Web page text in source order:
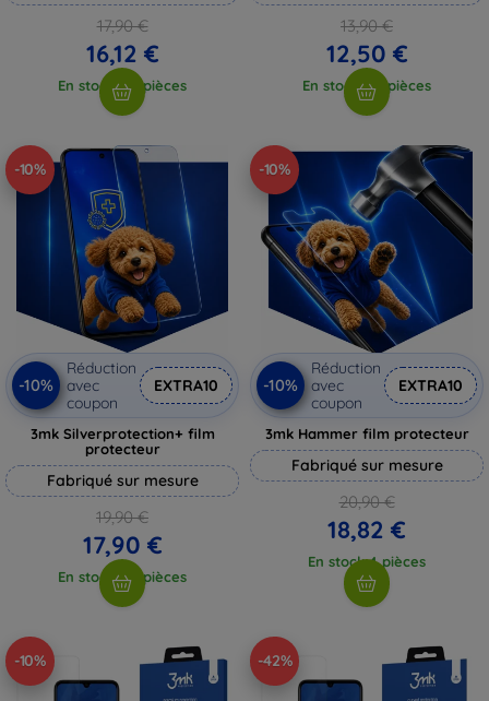
17,90 €
16,12 €
En stock > 5 pièces
13,90 €
12,50 €
En stock > 5 pièces
-10%
-10%
Réduction
avec
coupon
EXTRA10
3mk Silverprotection+ film
protecteur
Fabriqué sur mesure
19,90 €
17,90 €
En stock > 5 pièces
-10%
-10%
Réduction
avec
coupon
EXTRA10
3mk Hammer film protecteur
Fabriqué sur mesure
20,90 €
18,82 €
En stock 4 pièces
-10% -42%